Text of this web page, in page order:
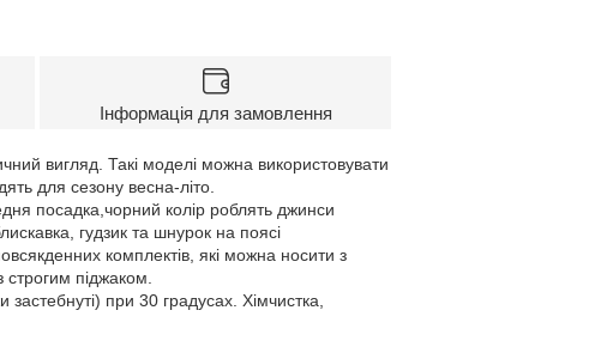
Інформація для замовлення
вигляд. Такі моделі можна використовувати
для сезону весна-літо.
посадка,чорний колір роблять джинси
гудзик та шнурок на поясі
комплектів, які можна носити з
піджаком.
при 30 градусах. Хімчистка,